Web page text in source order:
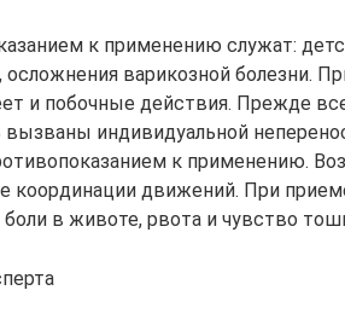
к применению служат:
варикозной болезни.
и побочные действия. Прежде
вызваны индивидуальной
к применению.
координации движений. При
в животе, рвота и чувство